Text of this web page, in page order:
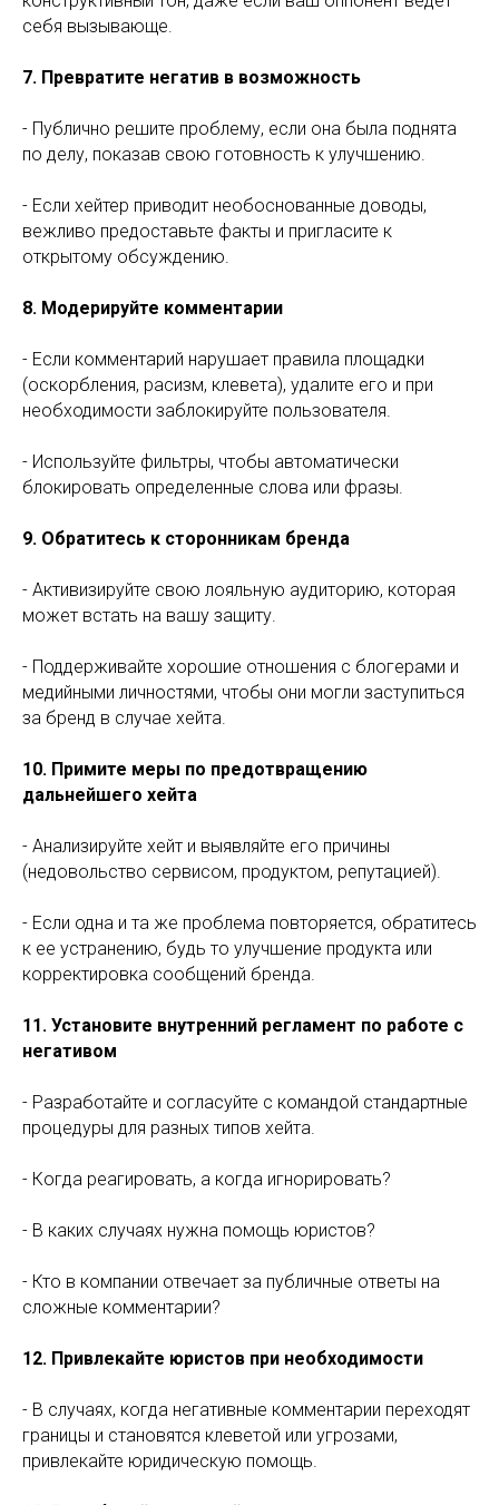
себя вызывающе.
7. Превратите негатив в возможность
- Публично решите проблему, если она была поднята
по делу, показав свою готовность к улучшению.
- Если хейтер приводит необоснованные доводы,
вежливо предоставьте факты и пригласите к
открытому обсуждению.
8. Модерируйте комментарии
- Если комментарий нарушает правила площадки
(оскорбления, расизм, клевета), удалите его и при
необходимости заблокируйте пользователя.
- Используйте фильтры, чтобы автоматически
блокировать определенные слова или фразы.
9. Обратитесь к сторонникам бренда
- Активизируйте свою лояльную аудиторию, которая
может встать на вашу защиту.
- Поддерживайте хорошие отношения с блогерами и
медийными личностями, чтобы они могли заступиться
за бренд в случае хейта.
10. Примите меры по предотвращению
дальнейшего хейта
- Анализируйте хейт и выявляйте его причины
(недовольство сервисом, продуктом, репутацией).
- Если одна и та же проблема повторяется, обратитесь
к ее устранению, будь то улучшение продукта или
корректировка сообщений бренда.
11. Установите внутренний регламент по работе с
негативом
- Разработайте и согласуйте с командой стандартные
процедуры для разных типов хейта.
- Когда реагировать, а когда игнорировать?
- В каких случаях нужна помощь юристов?
- Кто в компании отвечает за публичные ответы на
сложные комментарии?
12. Привлекайте юристов при необходимости
- В случаях, когда негативные комментарии переходят
границы и становятся клеветой или угрозами,
привлекайте юридическую помощь.